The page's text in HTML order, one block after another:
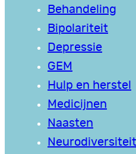
Behandeling
Bipolariteit
Depressie
GEM
Hulp en herstel
Medicijnen
Naasten
Neurodiversiteit